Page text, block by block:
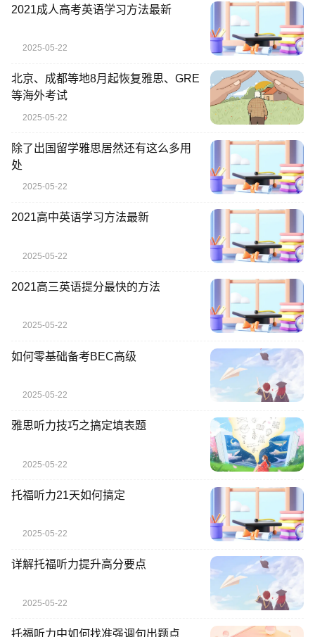
2021成人高考英语学习方法最新
2025-05-22
北京、成都等地8月起恢复雅思、GRE
等海外考试
2025-05-22
除了出国留学雅思居然还有这么多用
处
2025-05-22
2021高中英语学习方法最新
2025-05-22
2021高三英语提分最快的方法
2025-05-22
如何零基础备考BEC高级
2025-05-22
雅思听力技巧之搞定填表题
2025-05-22
托福听力21天如何搞定
2025-05-22
详解托福听力提升高分要点
2025-05-22
托福听力中如何找准强调句出题点